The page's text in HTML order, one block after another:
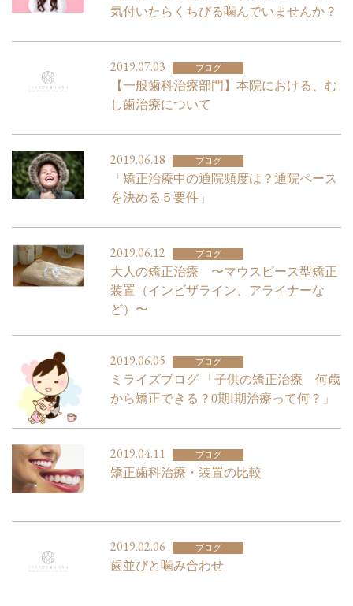
気付いたらくちびる噛んでいませんか？
2019.07.03 ブログ
【一般歯科治療部門】本院における、む
し歯治療について
2019.06.18 ブログ
「矯正治療中の通院頻度は？通院ペース
を決める５要件」
2019.06.12 ブログ
大人の矯正治療 〜マウスピース型矯正
装置（インビザライン、アライナーな
ど）〜
2019.06.05 ブログ
ミライズブログ 「子供の矯正治療 何歳
から矯正できる？0期Ⅰ期治療って何？」
2019.04.11 ブログ
矯正歯科治療・装置の比較
2019.02.06 ブログ
歯並びと噛み合わせ